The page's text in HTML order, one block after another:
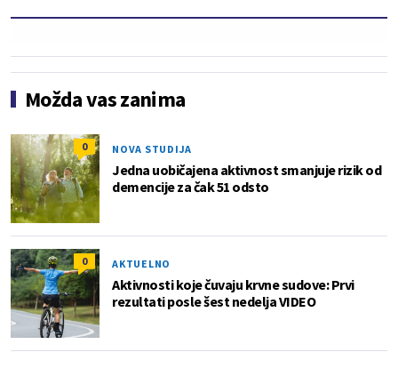
Možda vas zanima
0 NOVA STUDIJA
Jedna uobičajena aktivnost smanjuje rizik od
demencije za čak 51 odsto
0 AKTUELNO
Aktivnosti koje čuvaju krvne sudove: Prvi
rezultati posle šest nedelja VIDEO